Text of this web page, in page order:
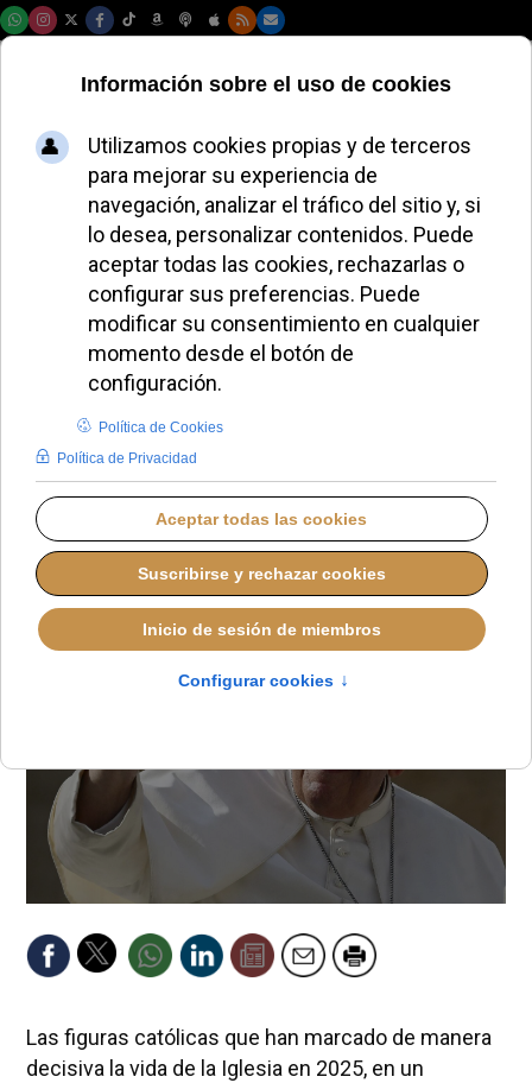
Del Papa Francisco
al Papa León XIV:
los rostros que
marcaron a la
Iglesia en 2025
MARTES, 30 DICIEMBRE 2025 12:30
Las figuras católicas que han marcado de manera
decisiva la vida de la Iglesia en 2025, en un